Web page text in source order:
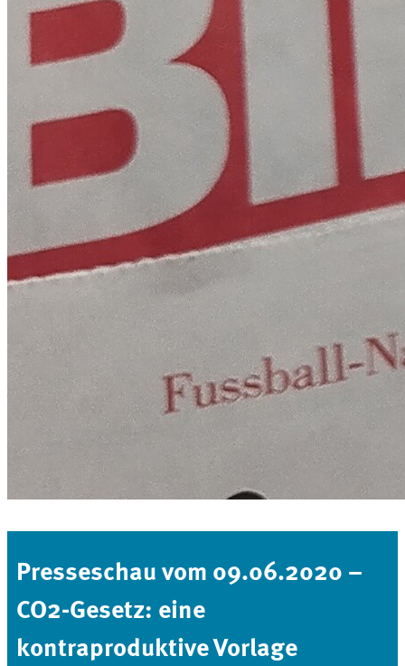
Presseschau vom 09.06.2020 –
CO2-Gesetz: eine
kontraproduktive Vorlage